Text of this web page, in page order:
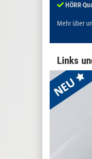
HÖRR-
Mehr über
Links